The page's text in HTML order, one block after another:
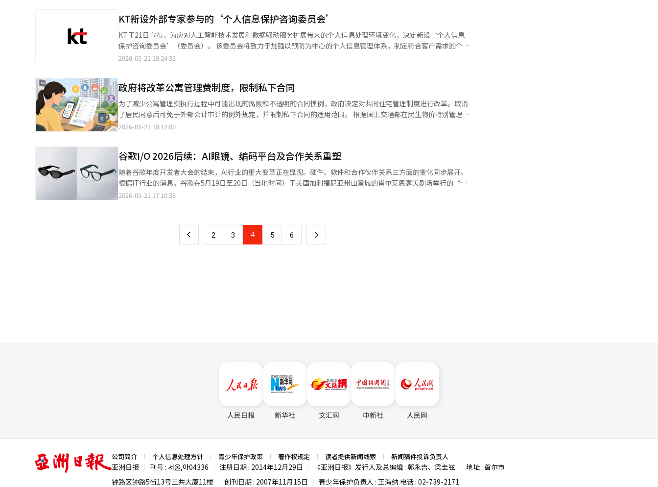
明地运营AI服务。 公司致力于通过HelpsNow AI之旅，使AI的引入能够转化为具体的商业成果，提供组织能够切实感
受到的AX方向。通过数据分析基础的投资回报率（ROI）和原型基础的可行性验证，最小化引入过程中的不确定性，
并制定分阶段的执行路线图。 在发布会上，贝斯핀全球AXT部门的张亨华强调了通过HelpsNow AI工厂实现高效AI运
营的重要性，展示了该平台作为提供实际成果环境的能力，并重新定义了AI平台的概念。 近年来，企业AI市场正从简
单的AI引入转向以AI编排为中心，整合管理分散的模型和数据。AI编排平台能够将企业拥有的各种AI技术和数据整合
为了解决企业在AX方面的实际困惑，推出了编排平台HelpsNow AI工厂和战略咨询HelpsNow AI之旅，积极开拓企业
AI市场。 贝斯핀全球CAIO副总裁韩宣浩表示：“许多企业正在考虑AI引入或进行技术验证（PoC），但在将其转化为
实际商业价值方面面临困难。贝斯핀全球将成为企业实现AX的坚实伙伴，帮助他们以最快和最安全的方式实现AX并
取得有意义的成果。”※ 本报道经人工智能（AI）系统翻译与编辑。
换、重新预订和咨询连接的场景。 现场最引人注目的部分是“记忆AI”。与客户的所有对话和行为都以记忆的形式积
累，即使转到其他渠道也能继续进行。无论是从消息应用开始的购物咨询，还是转到语音通话，AI都能记住之前的对
话内容，避免客户重复相同的解释。 在实际演示中，AI处理了商品交换请求。它识别了订单历史和之前的咨询记录，
了解了交换原因，然后通过语音通话提供了取件时间和预计送达时间的指导。如果在此过程中出现复杂的投诉或退款
请求，将转接给客服代表。但与传统客服中心不同，客户无需从头开始解释情况，因为AI会将整个对话内容总结并传
代表在一个流程中自然衔接。保持客户背景的“跨渠道AI记忆”技术是其核心。 在酒店和航空场景中也延续了类似的
流程。在酒店演示中，AI根据客户的入住历史、家庭构成和偏好信息推荐了客房和餐厅，并处理了预订。在航空演示
中，当发生航班延误时，AI首先向客户建议替代航班，并进行座位重新分配和赔偿指导。 SendBird认为，AI正在从
简单的响应型聊天机器人进化到实际运营工作的执行者。SendBird韩国代表李相熙在前一天的主题演讲中表
示：“未来的AI竞争将不再是谁能创造更聪明的AI，而是谁能持续记住和连接客户关系和背景的竞争。” 实际企业的
了超过90%的客户咨询。Coupang Eats也在运营基于AI的客户咨询系统。 SendBird计划进一步扩大AI通信基础设
施，以便企业能够建立基于自身品牌的AI礼宾服务。 ※ 本报道经人工智能（AI）系统翻译与编辑。
KT新设外部专家参与的‘个人信息保护咨询委员会’
KT于21日宣布，为应对人工智能技术发展和数据驱动服务扩展带来的个人信息处理环境变化，决定新设‘个人信息
保护咨询委员会’（委员会）。 该委员会将致力于加强以预防为中心的个人信息管理体系，制定符合客户需求的个人
信息保护标准和措施，以确保客观性和可信度。 为此，KT邀请了政策·法律、技术·安全、产业·服务、伦理·用
授）、손기욱（首尔科学技术大学计算机工程系教授）、심상현（韩国CPO论坛秘书长）、김경하（J&Security代
表）等。 委员会将承担以下咨询角色：△强化作为个人信息处理者的义务履行和责任；△个人信息安全保护措施及数
据利用适当性；△个人信息泄露事故预防及再发防止体系的提升等。 KT计划在本月内成立委员会并正式运营。成立
仪式上，KT代表朴允英将出席并向咨询委员颁发委任状，同时讨论个人信息保护体系的提升方向。 KT个人信息保护
集团长（CPO）常务金昌午表示：“在人工智能时代，数据利用的创新与客户信任的保护同样重要。我们将通过与外
U+于2023年成立了由外部专家组成的‘信息保护咨询委员会’。SKT则在去年接受了SK集团层面新设的‘信息保护
创新特别委员会’的咨询。 ※ 本报道经人工智能（AI）系统翻译与编辑。
2026-05-21 18:24:33
政府将改革公寓管理费制度，限制私下合同
为了减少公寓管理费执行过程中可能出现的腐败和不透明的合同惯例，政府决定对共同住宅管理制度进行改革。取消
了居民同意后可免于外部会计审计的例外规定，并限制私下合同的适用范围。 根据国土交通部在民生物价特别管理关
系部长TF会议上报告的共同住宅管理费制度改善方案，今年3月共同住宅管理费统计为每户22万4728韩元，比去年同
水的使用量也会增加，因此管理费可能会再次上涨。3月的各项费用中，一般管理费为4万903韩元，保安费为2万
7181韩元，清洁费为1万8657韩元，电费为4万9001韩元。长期维修基金为2万2079韩元。 政府于3月25日至4月9日
对16个市道的19个共同住宅小区进行了管理费征收和执行情况的检查。调查对象包括未遵守管理费公开规定或未公开
2024会计年度会计审计结果的小区，以及在预警系统中发现多项异常迹象的小区。检查结果显示，现场指导和整改措
施38件，预通知罚款19件。 主要违规案例包括未公开管理费明细或施工、服务合同书较长时间，未保存管理费账簿
可处以1000万韩元以下罚款。 政府决定首先取消居民代表会议和管理主体的会计审计例外规定。目前，义务管理的
共同住宅每年必须进行会计审计，但300户以下的需获得居民过半数同意，300户以上的需获得三分之二以上居民的
案。如有必要，将对管理费的征收和执行进行进一步调查和审计，并通过地方政府启动罚款等行政处分程序。※ 本报
2026-05-21 18:12:00
谷歌I/O 2026后续：AI眼镜、编码平台及合作关系重塑
随着谷歌年度开发者大会的结束，AI行业的重大变革正在显现。硬件、软件和合作伙伴关系三方面的变化同步展开。
根据IT行业的消息，谷歌在5月19日至20日（当地时间）于美国加利福尼亚州山景城的肖尔莱恩露天剧场举行的“谷
歌I/O 2026”大会上，首次展示了AI智能眼镜的实物，强化了代理编码平台，并宣布降低订阅费用。 谷歌-三星AI眼
Monster和美国Warby Parker分别负责设计。该眼镜内置扬声器、摄像头和麦克风，无需显示屏即可通过语音执行
便利功能，定位为支持Galaxy AI手机核心功能的“伴侣”设备。 在舞台演示中，眼镜通过语音命令连续执行了导
航、饮料订购、信息摘要和日历注册等多项任务。音频眼镜将在今年秋季首先上市，而直接在视野中显示信息的显示
OpenAI的GPT模型则负责消费者功能。微软在支持OpenAI发展的同时，成为Anthropic的投资者和模型整合合作伙
竞争。除了三星电子和Gentle Monster加入谷歌-三星AI眼镜生态系统外，国内企业尚未在这一重组中占据主导地
位。※ 本报道经人工智能（AI）系统翻译与编辑。
2026-05-21 17:10:38
上 2 3 4 5 6 下
人民日报 新华社 文汇网 中新社 人民网
亚
洲
日
公司简介 个人信息处理方针 青少年保护政策 著作权规定 读者提供新闻线索 新闻稿件投诉负责人
亚洲日报 刊号 : 서울,아04336 注册日期 : 2014年12月29日 《亚洲日报》发行人及总编辑 : 郭永吉、梁圭铉
地址 : 首尔市
钟路区钟路5街13号三共大厦11楼
创刊日期 : 2007年11月15日 青少年保护负责人 : 王海纳 电话 : 02-739-2171